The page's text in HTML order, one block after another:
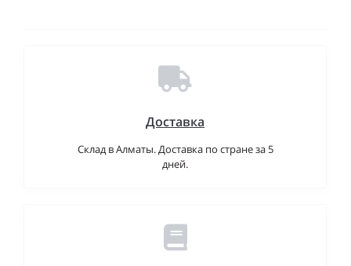
Доставка
Склад в Алматы. Доставка по стране за 5
дней.